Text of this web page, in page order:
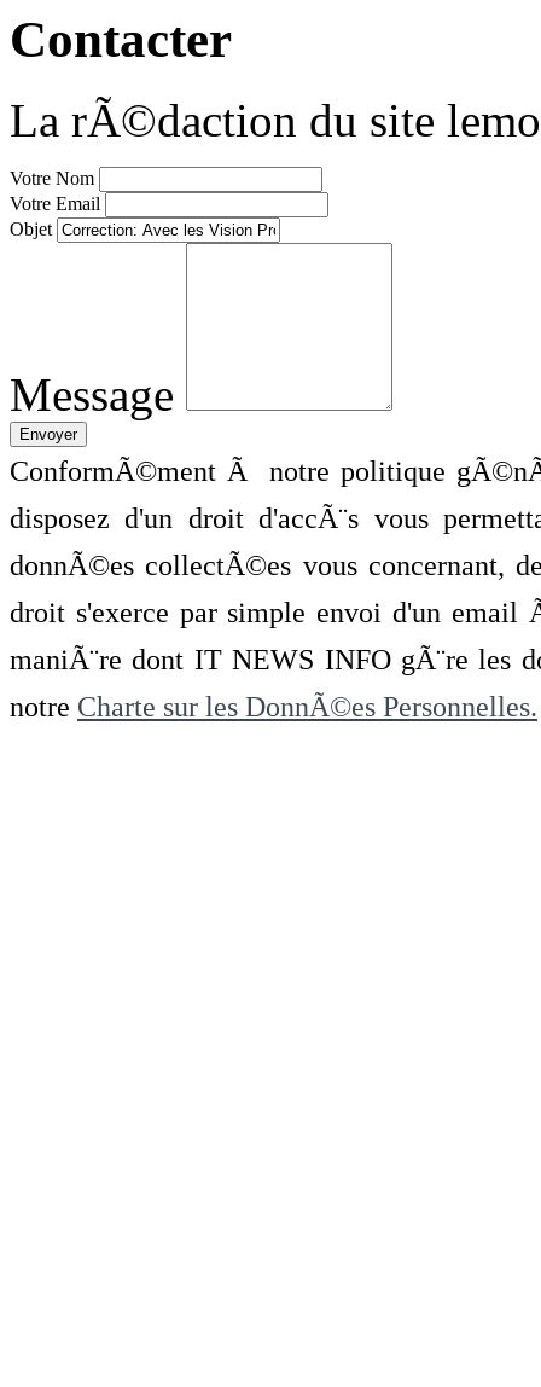
Contacter
La rÃ©daction du site
Votre Nom
Votre Email
Objet
Message
ConformÃ©ment Ã notre politique
disposez d'un droit d'accÃ¨s vous
donnÃ©es collectÃ©es vous concernant,
droit s'exerce par simple envoi d'un
maniÃ¨re dont IT NEWS INFO gÃ¨re les
notre Charte sur les DonnÃ©es Personnelles.